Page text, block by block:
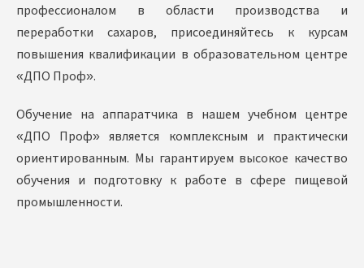
профессионалом в области производства и
переработки сахаров, присоединяйтесь к курсам
повышения квалификации в образовательном центре
«ДПО Проф».
Обучение на аппаратчика в нашем учебном центре
«ДПО Проф» является комплексным и практически
ориентированным. Мы гарантируем высокое качество
обучения и подготовку к работе в сфере пищевой
промышленности.